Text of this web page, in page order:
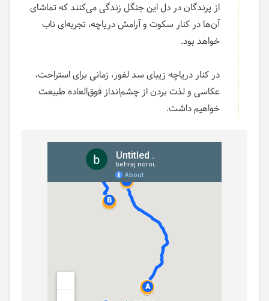
از پرندگان در دل این جنگل زندگی می‌کنند که تماشای
آن‌ها در کنار سکوت و آرامش دریاچه، تجربه‌ای ناب
خواهد بود.
در کنار دریاچه زیبای سد لفور، زمانی برای استراحت،
عکاسی و لذت بردن از چشم‌انداز فوق‌العاده طبیعت
خواهیم داشت.